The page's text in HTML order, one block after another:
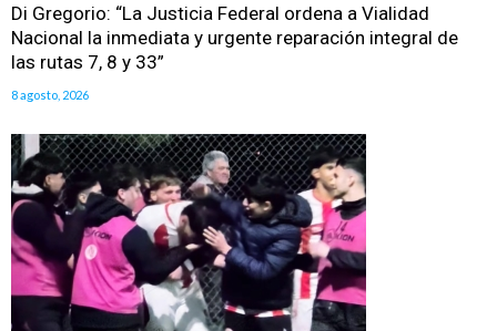
Di Gregorio: “La Justicia Federal ordena a Vialidad
Nacional la inmediata y urgente reparación integral de
las rutas 7, 8 y 33”
8 agosto, 2026